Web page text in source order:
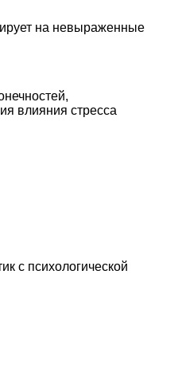
на невыраженные
влияния стресса
с психологической